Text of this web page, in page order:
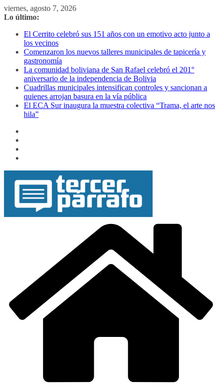
Saltar
al
viernes, agosto 7, 2026
Lo último:
El Cerrito celebró sus 151 años con un emotivo acto junto a
los vecinos
Comenzaron los nuevos talleres municipales de tapicería y
gastronomía
La comunidad boliviana de San Rafael celebró el 201°
aniversario de la independencia de Bolivia
Cuadrillas municipales intensifican controles y sancionan a
quienes arrojan basura en la vía pública
El ECA Sur inaugura la muestra colectiva “Trama, el arte nos
hila”